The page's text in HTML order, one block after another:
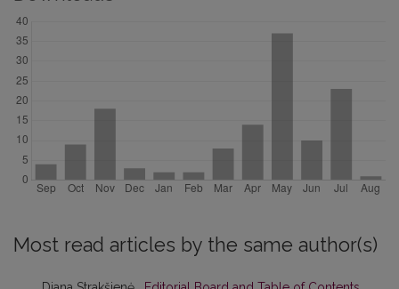
Most read articles by the same author(s)